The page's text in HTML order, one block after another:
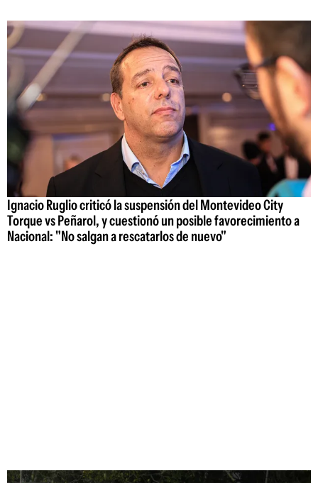
Ignacio Ruglio criticó la suspensión del Montevideo City
Torque vs Peñarol, y cuestionó un posible favorecimiento a
Nacional: "No salgan a rescatarlos de nuevo"